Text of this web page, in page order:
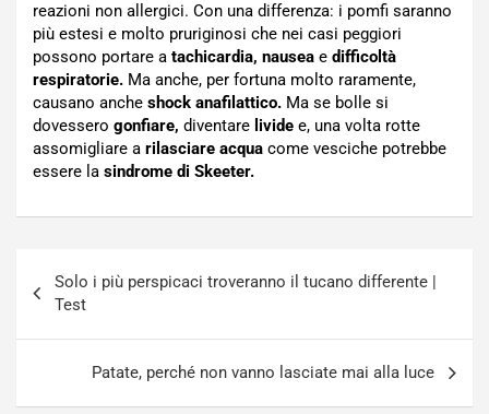
reazioni non allergici. Con una differenza: i pomfi saranno
più estesi e molto pruriginosi che nei casi peggiori
possono portare a tachicardia, nausea e difficoltà
respiratorie. Ma anche, per fortuna molto raramente,
causano anche shock anafilattico. Ma se bolle si
dovessero gonfiare, diventare livide e, una volta rotte
assomigliare a rilasciare acqua come vesciche potrebbe
essere la sindrome di Skeeter.
articoli
Solo i più perspicaci troveranno il tucano differente |
Test
Patate, perché non vanno lasciate mai alla luce